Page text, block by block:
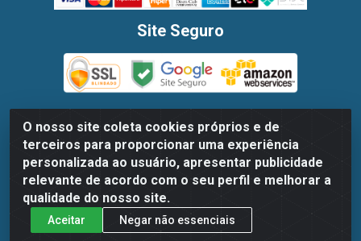
O nosso site coleta cookies próprios e de
terceiros para proporcionar uma experiência
personalizada ao usuário, apresentar publicidade
relevante de acordo com o seu perfil e melhorar a
qualidade do nosso site.
Aceitar
Negar não essenciais
Site Seguro
Dispan Distribuidora de Alimentos LTDA - Avenida Marechal
Mascarenhas De Moraes, 1048- Imbiribeira, Recife/PE - CEP
51.170-000 - CNPJ 30.779.584/0003-78